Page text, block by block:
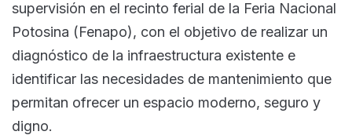
supervisión en el recinto ferial de la Feria Nacional
Potosina (Fenapo), con el objetivo de realizar un
diagnóstico de la infraestructura existente e
identificar las necesidades de mantenimiento que
permitan ofrecer un espacio moderno, seguro y
digno.